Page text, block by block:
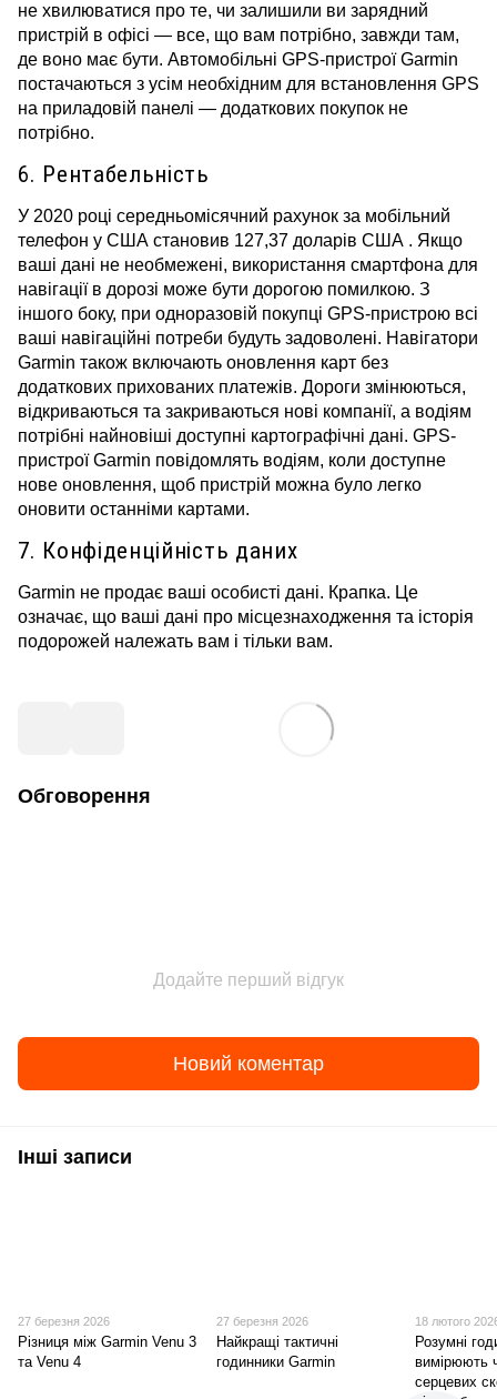
не хвилюватися про те, чи залишили ви зарядний
пристрій в офісі — все, що вам потрібно, завжди там,
де воно має бути. Автомобільні GPS-пристрої Garmin
постачаються з усім необхідним для встановлення GPS
на приладовій панелі — додаткових покупок не
потрібно.
6. Рентабельність
У 2020 році середньомісячний рахунок за мобільний
телефон у США становив 127,37 доларів США . Якщо
ваші дані не необмежені, використання смартфона для
навігації в дорозі може бути дорогою помилкою. З
іншого боку, при одноразовій покупці GPS-пристрою всі
ваші навігаційні потреби будуть задоволені. Навігатори
Garmin також включають оновлення карт без
додаткових прихованих платежів. Дороги змінюються,
відкриваються та закриваються нові компанії, а водіям
потрібні найновіші доступні картографічні дані. GPS-
пристрої Garmin повідомлять водіям, коли доступне
нове оновлення, щоб пристрій можна було легко
оновити останніми картами.
7. Конфіденційність даних
Garmin не продає ваші особисті дані. Крапка. Це
означає, що ваші дані про місцезнаходження та історія
подорожей належать вам і тільки вам.
Обговорення
Додайте перший відгук
Новий коментар
Інші записи
27 березня 2026
Різниця між Garmin Venu 3
та Venu 4
27 березня 2026
Найкращі тактичні
годинники Garmin
18 лютого
Розумні
вимірюють
серцевих